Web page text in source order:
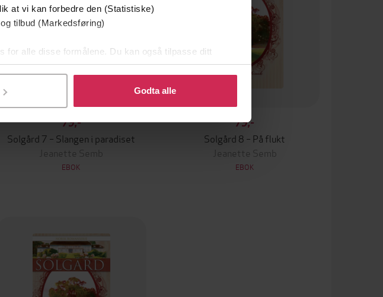
at vi kan forbedre den (Statistiske)
tilbud (Markedsføring)
for alle disse formålene. Du kan også tilpasse ditt
som helst trekke tilbake eller endre ditt samtykke.
Godta alle
79,-
Solgård 7 – Slangen i paradiset
Jeanette Semb
EBOK
79,-
Solgård 8 – På flukt
Jeanette Semb
EBOK